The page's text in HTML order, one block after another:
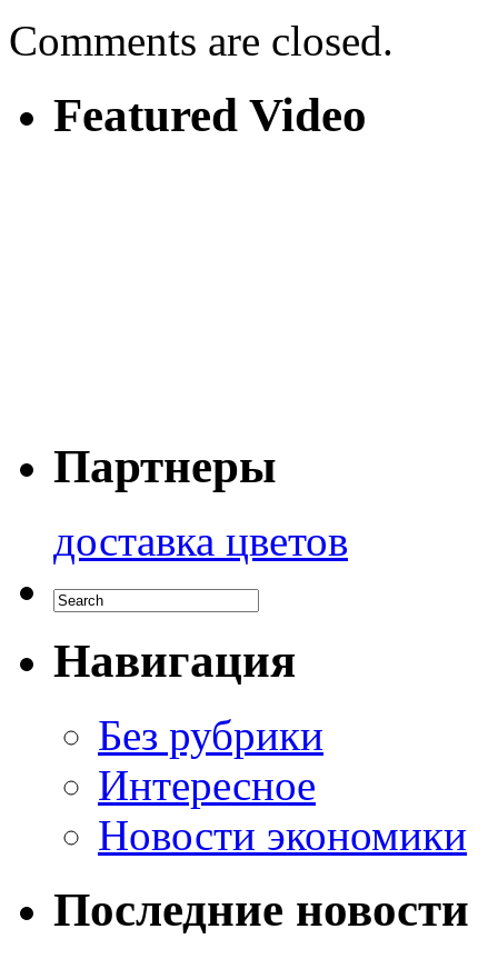
Comments are closed.
Featured Video
Партнеры
доставка цветов
Навигация
Без рубрики
Интересное
Новости экономики
Последние новости